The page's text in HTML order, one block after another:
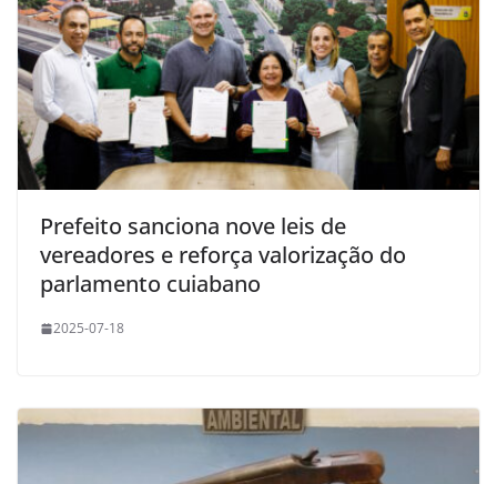
Prefeito sanciona nove leis de
vereadores e reforça valorização do
parlamento cuiabano
2025-07-18